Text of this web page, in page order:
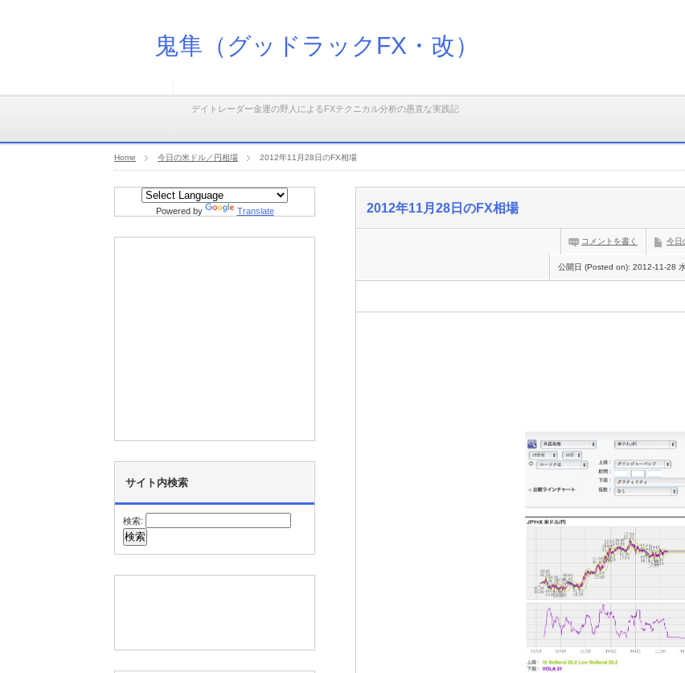
鬼隼（グッドラックFX・改）
デイトレーダー金運の野人によるFXテクニカル分析の愚直な実践記
Home 今日の米ドル／円相場 2012年11月28日のFX相場
2012年11月28日のFX相場
今日
コメントを書く
公開日 (Posted on): 2012-11-28
Powered by Translate
サイト内検索
検索: